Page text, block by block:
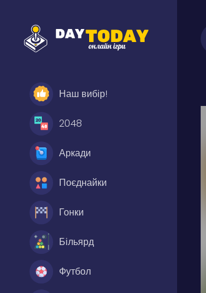
Наш вибір!
2048
Аркади
Поєднайки
Гонки
Більярд
Футбол